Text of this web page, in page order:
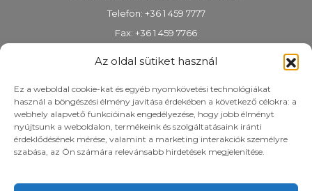
Az oldal sütiket használ
Ez a weboldal cookie-kat és egyéb nyomkövetési technológiákat
használ a böngészési élmény javítása érdekében a következő célokra: a
webhely alapvető funkcióinak engedélyezése, hogy jobb élményt
nyújtsunk a weboldalon, termékeink és szolgáltatásaink iránti
érdeklődésének mérése, valamint a marketing interakciók személyre
szabása, az Ön számára relevánsabb hirdetések megjelenítése.
Telefon: +36 1 459 7777
Fax: +36 1 459 7766